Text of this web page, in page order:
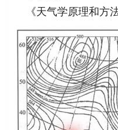
《天气学原理和方